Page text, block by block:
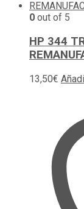
0 out of 5
HP 344
13,50€